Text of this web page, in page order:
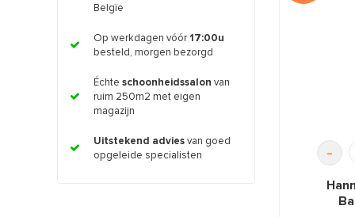
Belgïe
Op werkdagen vóór 17:00u
besteld, morgen bezorgd
Échte schoonheidssalon van
ruim 250m2 met eigen
magazijn
Uitstekend advies van goed
opgeleide specialisten
-